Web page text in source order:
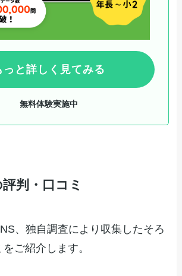
っと詳しく見てみる
無料体験実施中
判・口コミ
、独自調査により収集したそろ
ご紹介します。